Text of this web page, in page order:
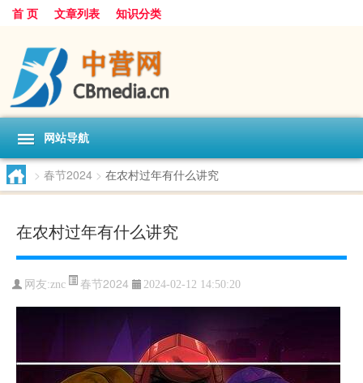
首 页 文章列表 知识分类
网站导航
> 春节2024 > 在农村过年有什么讲究
在农村过年有什么讲究
网友:znc 春节2024 2024-02-12 14:50:20